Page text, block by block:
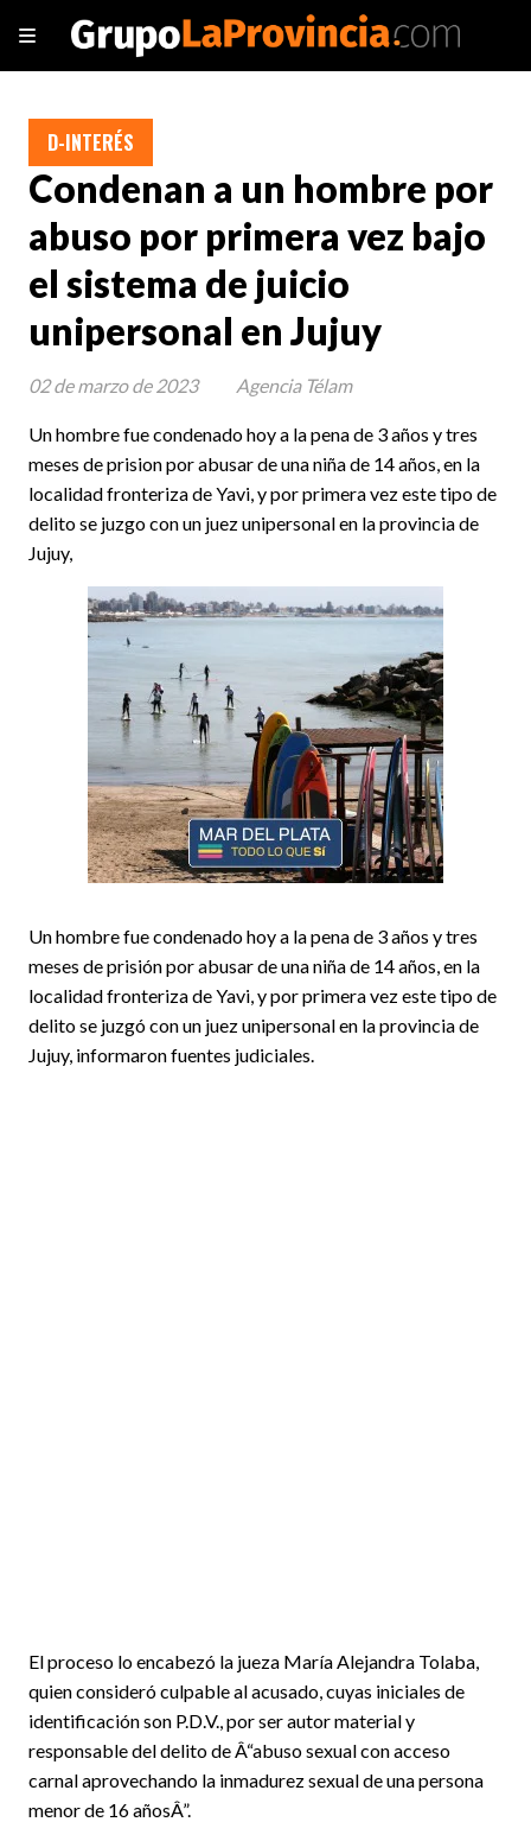
Condenan a un hombre por
abuso por primera vez bajo
el sistema de juicio
unipersonal en Jujuy
Un hombre fue condenado hoy a la pena de 3 años y tres
meses de prision por abusar de una niña de 14 años, en la
localidad fronteriza de Yavi, y por primera vez este tipo de
delito se juzgo con un juez unipersonal en la provincia de
Jujuy,
D-INTERÉS
02 de marzo de 2023 Agencia Télam
Un hombre fue condenado hoy a la pena de 3 años y tres
meses de prisión por abusar de una niña de 14 años, en la
localidad fronteriza de Yavi, y por primera vez este tipo de
delito se juzgó con un juez unipersonal en la provincia de
Jujuy, informaron fuentes judiciales.
El proceso lo encabezó la jueza María Alejandra Tolaba,
quien consideró culpable al acusado, cuyas iniciales de
identificación son P.D.V., por ser autor material y
responsable del delito de Â“abuso sexual con acceso
carnal aprovechando la inmadurez sexual de una persona
menor de 16 añosÂ”.